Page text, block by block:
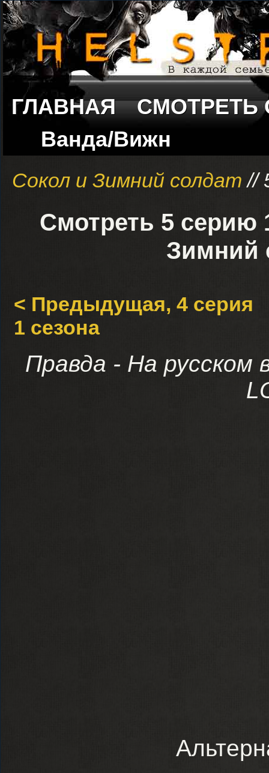
ГЛАВНАЯ
СМОТРЕТЬ
Ванда/Вижн
Сокол и Зимний солдат //
Смотреть 5 серию
Зимний
< Предыдущая, 4 серия
1 сезона
Правда - На русском